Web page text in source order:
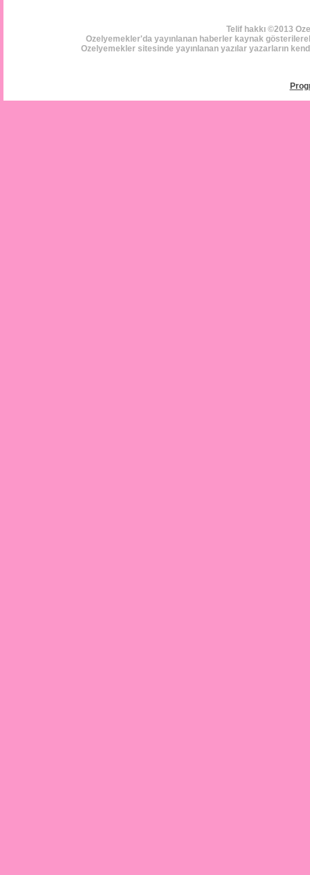
Telif hakkı ©2013
Ozelyemekler'da yayınlanan haberler kaynak
Ozelyemekler sitesinde yayınlanan yazılar yazarların